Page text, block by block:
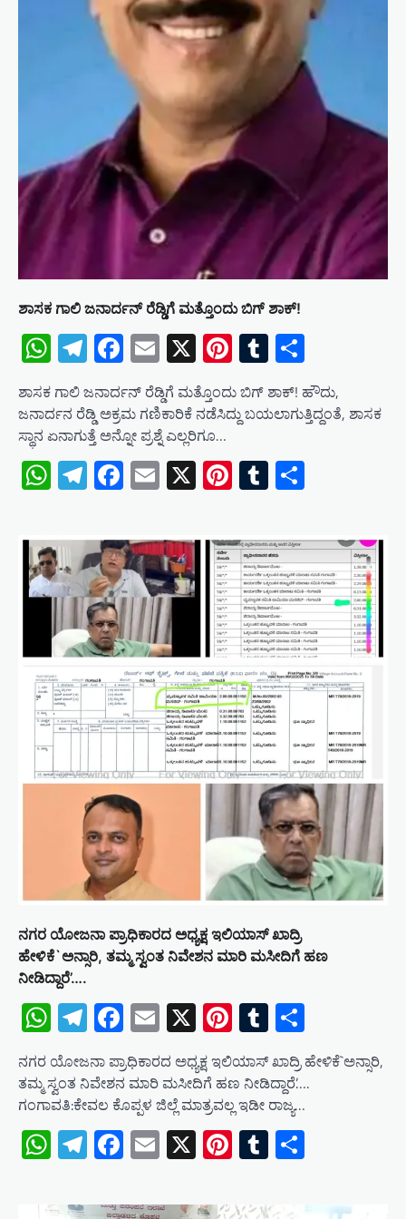
ಶಾಸಕ‌ ಗಾಲಿ ಜನಾರ್ದನ್ ರೆಡ್ಡಿಗೆ ಮತ್ತೊಂದು ಬಿಗ್ ಶಾಕ್!
WhatsApp
Telegram
Facebook
Email
X Pinterest
Tumblr
ಶಾಸಕ‌ ಗಾಲಿ ಜನಾರ್ದನ್ ರೆಡ್ಡಿಗೆ ಮತ್ತೊಂದು ಬಿಗ್ ಶಾಕ್! ಹೌದು,
ಜನಾರ್ದನ ರೆಡ್ಡಿ ಅಕ್ರಮ ಗಣಿಕಾರಿಕೆ ನಡೆಸಿದ್ದು ಬಯಲಾಗುತ್ತಿದ್ದಂತೆ, ಶಾಸಕ
ಸ್ಥಾನ ಏನಾಗುತ್ತೆ ಅನ್ನೋ ಪ್ರಶ್ನೆ ಎಲ್ಲರಿಗೂ…
WhatsApp
Telegram
Facebook
Email
X Pinterest
Tumblr
ನಗರ ಯೋಜನಾ ಪ್ರಾಧಿಕಾರದ ಅಧ್ಯಕ್ಷ ಇಲಿಯಾಸ್ ಖಾದ್ರಿ
ಹೇಳಿಕೆ`ಅನ್ಸಾರಿ, ತಮ್ಮ ಸ್ವಂತ ನಿವೇಶನ ಮಾರಿ ಮಸೀದಿಗೆ ಹಣ
ನೀಡಿದ್ದಾರೆ’….
WhatsApp
Telegram
Facebook
Email
X Pinterest
Tumblr
ನಗರ ಯೋಜನಾ ಪ್ರಾಧಿಕಾರದ ಅಧ್ಯಕ್ಷ ಇಲಿಯಾಸ್ ಖಾದ್ರಿ ಹೇಳಿಕೆ`ಅನ್ಸಾರಿ,
ತಮ್ಮ ಸ್ವಂತ ನಿವೇಶನ ಮಾರಿ ಮಸೀದಿಗೆ ಹಣ ನೀಡಿದ್ದಾರೆ’….
ಗಂಗಾವತಿ:ಕೇವಲ ಕೊಪ್ಪಳ ಜಿಲ್ಲೆ ಮಾತ್ರವಲ್ಲ ಇಡೀ ರಾಜ್ಯ…
WhatsApp
Telegram
Facebook
Email
X Pinterest
Tumblr